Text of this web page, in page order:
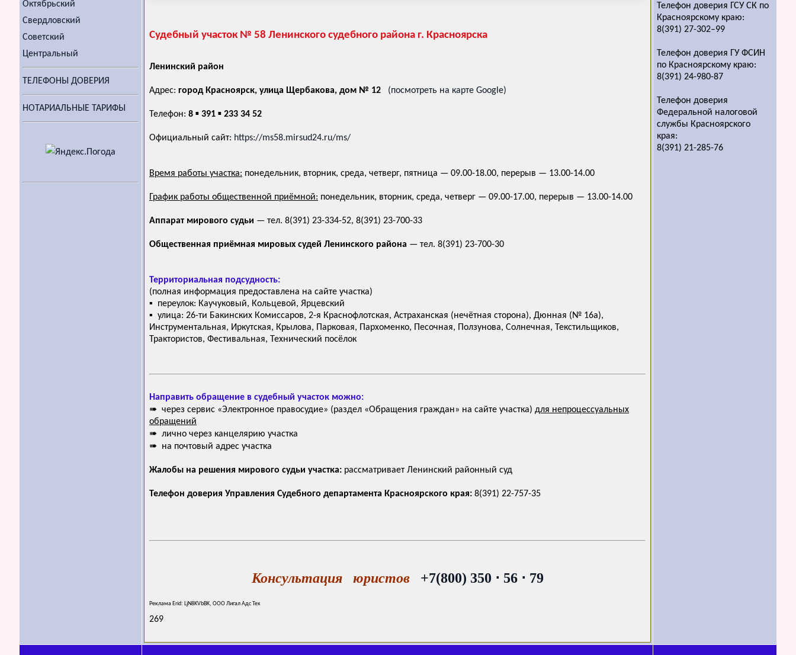
Октябрьский
Свердловский
Советский
Центральный
ТЕЛЕФОНЫ ДОВЕРИЯ
НОТАРИАЛЬНЫЕ ТАРИФЫ
Судебный участок № 58 Ленинского судебного района г. Красноярска
Ленинский район
Адрес: город Красноярск, улица Щербакова, дом № 12 (посмотреть на карте Google)
Телефон: 8 ▪ 391 ▪ 233 34 52
Официальный сайт: https://ms58.mirsud24.ru/ms/
Время работы участка: понедельник, вторник, среда, четверг, пятница — 09.00-18.00, перерыв — 13.00-14.00
График работы общественной приёмной: понедельник, вторник, среда, четверг — 09.00-17.00, перерыв — 13.00-14.00
Аппарат мирового судьи — тел. 8(391) 23-334-52, 8(391) 23-700-33
Общественная приёмная мировых судей Ленинского района — тел. 8(391) 23-700-30
Территориальная подсудность:
(полная информация предоставлена на сайте участка)
▪ переулок: Каучуковый, Кольцевой, Ярцевский
▪ улица: 26-ти Бакинских Комиссаров, 2-я Краснофлотская, Астраханская (нечётная сторона), Дюнная (№ 16а),
Инструментальная, Иркутская, Крылова, Парковая, Пархоменко, Песочная, Ползунова, Солнечная, Текстильщиков,
Трактористов, Фестивальная, Технический посёлок
Направить обращение в судебный участок можно:
➠ через сервис «Электронное правосудие» (раздел «Обращения граждан» на сайте участка) для непроцессуальных
обращений
➠ лично через канцелярию участка
➠ на почтовый адрес участка
Жалобы на решения мирового судьи участка: рассматривает Ленинский районный суд
Телефон доверия Управления Судебного департамента Красноярского края: 8(391) 22-757-35
Консультация юристов +7(800) 350 ⋅ 56 ⋅ 79
Реклама Erid: LjN8KVbBK, ООО Лигал Адс Тех
269
Телефон доверия ГСУ СК по
Красноярскому краю:
8(391) 27-302–99
Телефон доверия ГУ ФСИН
по Красноярскому краю:
8(391) 24-980-87
Телефон доверия
Федеральной налоговой
службы Красноярского
края:
8(391) 21-285-76